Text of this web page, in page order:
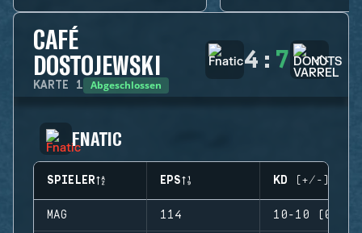
CAFÉ
DOSTOJEWSKI
KARTE 1 Abgeschlossen
4 : 7
FNATIC
SPIELER EPS KD (+/-)
MAG 114 10-10 (0)